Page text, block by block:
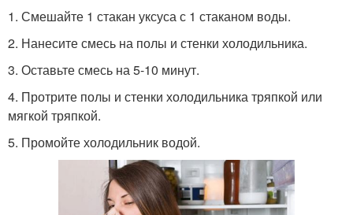
1. Смешайте 1 стакан уксуса с 1 стаканом воды.
2. Нанесите смесь на полы и стенки холодильника.
3. Оставьте смесь на 5-10 минут.
4. Протрите полы и стенки холодильника тряпкой или
мягкой тряпкой.
5. Промойте холодильник водой.